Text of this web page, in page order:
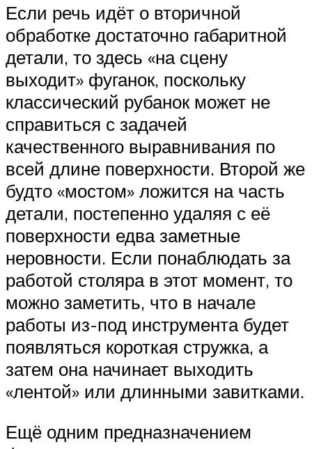
Если речь идёт о вторичной
обработке достаточно габаритной
детали, то здесь «на сцену
выходит» фуганок, поскольку
классический рубанок может не
справиться с задачей
качественного выравнивания по
всей длине поверхности. Второй же
будто «мостом» ложится на часть
детали, постепенно удаляя с её
поверхности едва заметные
неровности. Если понаблюдать за
работой столяра в этот момент, то
можно заметить, что в начале
работы из-под инструмента будет
появляться короткая стружка, а
затем она начинает выходить
«лентой» или длинными завитками.
Ещё одним предназначением